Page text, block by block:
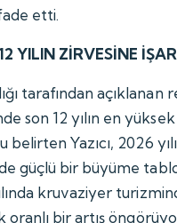
etti.
YILIN ZİRVESİNE
tarafından açıklanan
son 12 yılın en
belirten Yazıcı, 2026
güçlü bir büyüme
kruvaziyer
oranlı bir artış